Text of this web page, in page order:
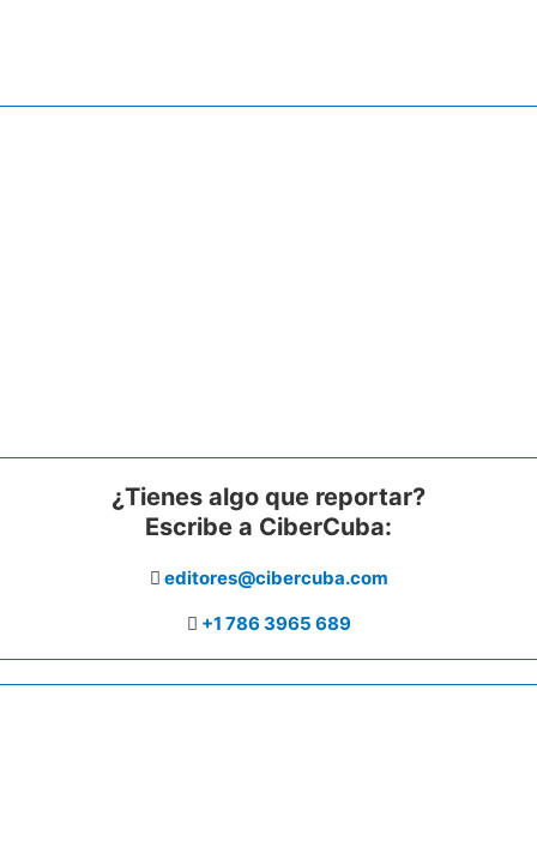
¿Tienes algo que reportar?
Escribe a CiberCuba:
editores@cibercuba.com
+1 786 3965 689